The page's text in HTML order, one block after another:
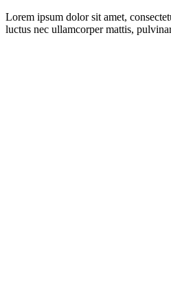
Lorem ipsum dolor sit amet,
luctus nec ullamcorper mattis,